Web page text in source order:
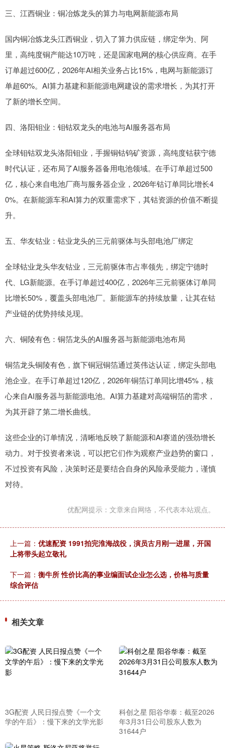
三、江西铜业：铜冶炼龙头的算力与电网新能源布局
国内铜冶炼龙头江西铜业，切入了算力供应链，绑定华为、阿
里，高纯度铜产能达10万吨，还是国家电网的核心供应商。在手
订单超过600亿，2026年AI相关业务占比15%，电网与新能源订
单超60%。AI算力基建和新能源电网建设的需求增长，为其打开
了新的增长空间。
四、洛阳钼业：钼钴双龙头的电池与AI服务器布局
全球钼钴双龙头洛阳钼业，手握铜钴钨矿资源，高纯度钴获宁德
时代认证，还布局了AI服务器备用电池领域。在手订单超过500
亿，核心来自电池厂商与服务器企业，2026年钴订单同比增长4
0%。在新能源车和AI算力的双重需求下，其钴资源的价值不断提
升。
五、华友钴业：钴业龙头的三元前驱体与头部电池厂绑定
全球钴业龙头华友钴业，三元前驱体市占率领先，绑定宁德时
代、LG新能源。在手订单超过400亿，2026年三元前驱体订单同
比增长50%，覆盖头部电池厂。新能源车的持续放量，让其在钴
产业链的优势持续兑现。
六、铜陵有色：铜箔龙头的AI服务器与新能源电池布局
铜箔龙头铜陵有色，旗下铜冠铜箔通过英伟达认证，绑定头部电
池企业。在手订单超过120亿，2026年铜箔订单同比增45%，核
心来自AI服务器与新能源电池。AI算力基建对高端铜箔的需求，
为其开辟了第二增长曲线。
这些企业的订单情况，清晰地反映了新能源和AI赛道的强劲增长
动力。对于投资者来说，可以把它们作为观察产业趋势的窗口，
不过投资有风险，决策时还是要结合自身的风险承受能力，谨慎
对待。
优配网提示：文章来自网络，不代表本站观点。
上一篇： 优速配资 1991拍完淮海战役，演员古月刚一进屋，开国
上将带头起立敬礼
下一篇： 衡牛所 性价比高的事业编面试企业怎么选，价格与质量
综合评估
相关文章
3G配资 人民日报点赞《一个文
学的午后》：慢下来的文学光影
科创之星 阳谷华泰：截至2026
年3月31日公司股东人数为
31644户